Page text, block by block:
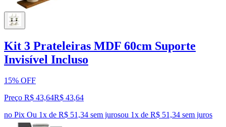
Kit 3 Prateleiras MDF 60cm Suporte
Invisível Incluso
15% OFF
Preço R$ 43,64R$ 43,64
no Pix Ou 1x de R$ 51,34 sem jurosou 1x de R$ 51,34 sem juros